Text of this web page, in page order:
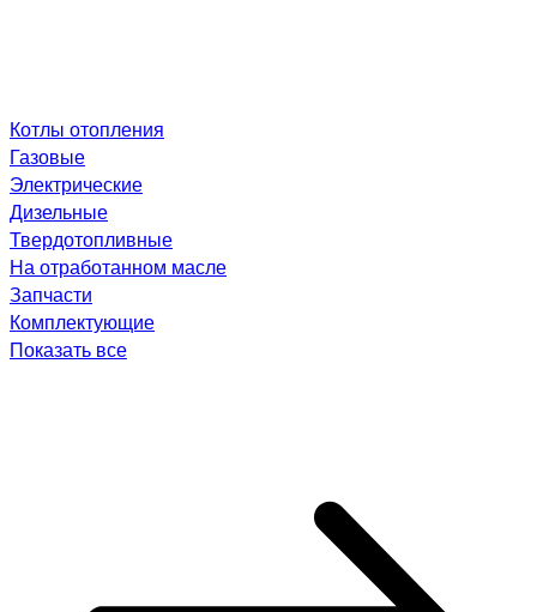
Котлы отопления
Газовые
Электрические
Дизельные
Твердотопливные
На отработанном масле
Запчасти
Комплектующие
Показать все